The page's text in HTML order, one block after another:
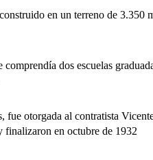
en un terreno de 3.350
dos escuelas
otorgada al contratista
finalizaron en octubre de 1932